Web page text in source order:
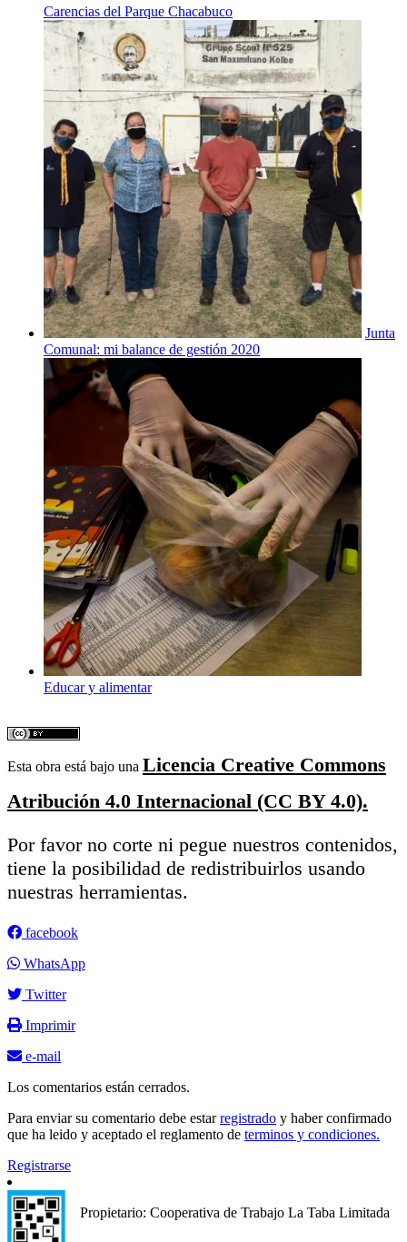
Carencias del Parque Chacabuco
Junta
Comunal: mi balance de gestión 2020
Educar y alimentar
Esta obra está bajo una Licencia Creative Commons
Atribución 4.0 Internacional (CC BY 4.0).
Por favor no corte ni pegue nuestros contenidos,
tiene la posibilidad de redistribuirlos usando
nuestras herramientas.
facebook
WhatsApp
Twitter
Imprimir
e-mail
Los comentarios están cerrados.
Para enviar su comentario debe estarregistrado y haber confirmado
que ha leido y aceptado el reglamento de terminos y condiciones.
Registrarse
Propietario: Cooperativa de Trabajo La Taba Limitada